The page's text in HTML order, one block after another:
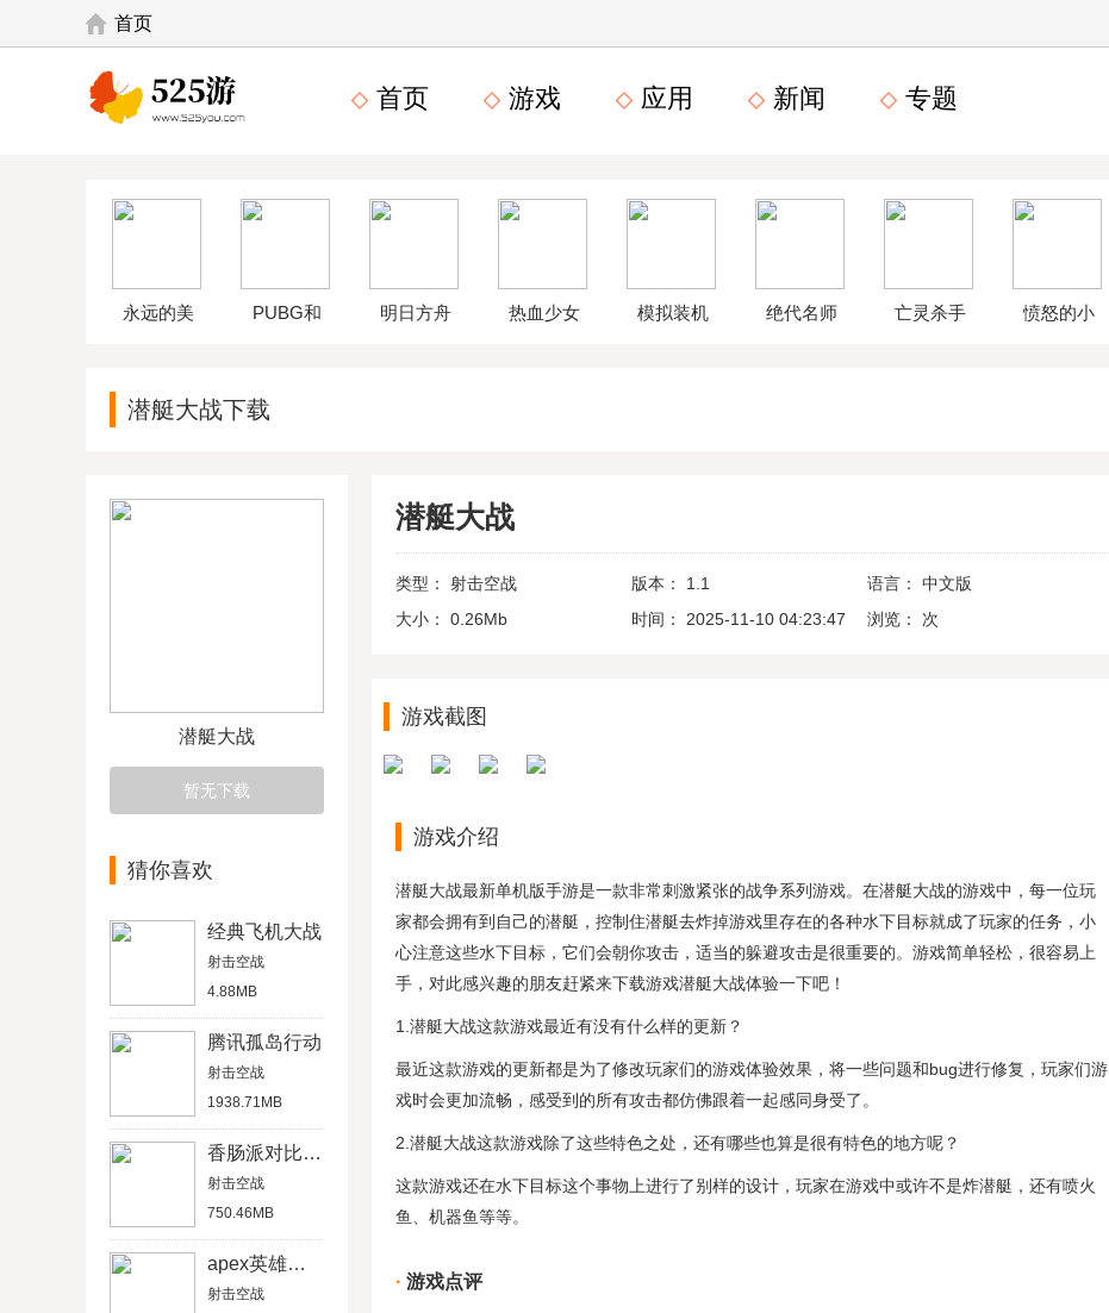
首页
首页 游戏 应用 新闻 专题
永远的美
解版
PUBG和
验服
明日方舟 热血少女 模拟装机 绝代名师 亡灵杀手 愤怒的小
潜艇大战下载
潜艇大战
暂无下载
猜你喜欢
经典飞机大战
射击空战
4.88MB
腾讯孤岛行动
射击空战
1938.71MB
香肠派对比赛服
射击空战
750.46MB
apex英雄国际服
射击空战
潜艇大战
类型： 射击空战 版本： 1.1 语言：
中文版
大小：
0.26Mb 时间： 2025-11-10 04:23:47 浏览： 次
游戏截图
游戏介绍
潜艇大战最新单机版手游是一款非常刺激紧张的战争系列游戏。在潜艇大战的游戏中，每一位玩
家都会拥有到自己的潜艇，控制住潜艇去炸掉游戏里存在的各种水下目标就成了玩家的任务，小
心注意这些水下目标，它们会朝你攻击，适当的躲避攻击是很重要的。游戏简单轻松，很容易上
手，对此感兴趣的朋友赶紧来下载游戏潜艇大战体验一下吧！
1.潜艇大战这款游戏最近有没有什么样的更新？
最近这款游戏的更新都是为了修改玩家们的游戏体验效果，将一些问题和bug进行修复，玩家们游
戏时会更加流畅，感受到的所有攻击都仿佛跟着一起感同身受了。
2.潜艇大战这款游戏除了这些特色之处，还有哪些也算是很有特色的地方呢？
这款游戏还在水下目标这个事物上进行了别样的设计，玩家在游戏中或许不是炸潜艇，还有喷火
鱼、机器鱼等等。
游戏点评